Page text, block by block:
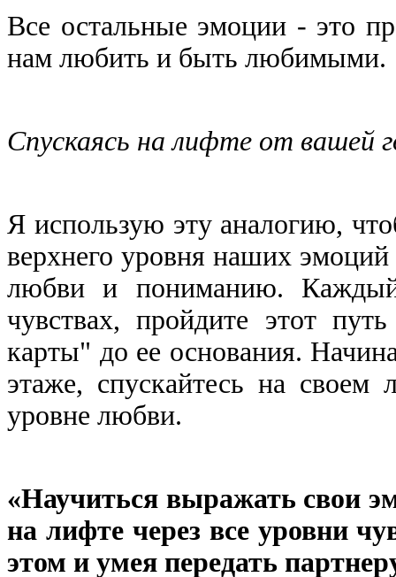
Все остальные эмоции - это
нам любить и быть любимыми.
Спускаясь на лифте от вашей
Я использую эту аналогию,
верхнего уровня наших
любви и пониманию. Каждый
чувствах, пройдите этот
карты" до ее основания.
этаже, спускайтесь на своем
уровне любви.
«Научиться выражать свои
на лифте через все уровни
этом и умея передать